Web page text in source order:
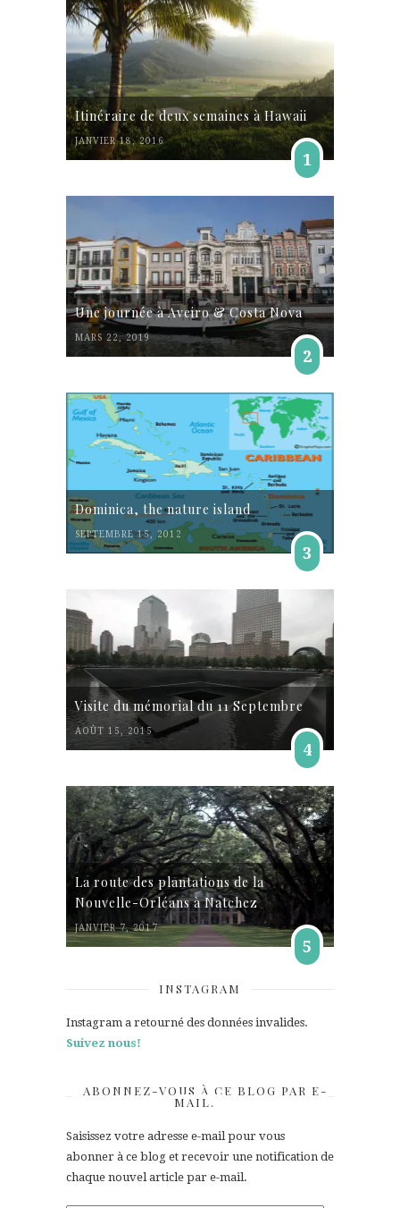
Itinéraire de deux semaines à Hawaii
JANVIER 18, 2016
1
Une journée à Aveiro & Costa Nova
MARS 22, 2019
2
Dominica, the nature island
SEPTEMBRE 15, 2012
3
Visite du mémorial du 11 Septembre
AOÛT 15, 2015
4
La route des plantations de la
Nouvelle-Orléans à Natchez
JANVIER 7, 2017
5
INSTAGRAM
Instagram a retourné des données invalides.
Suivez nous!
ABONNEZ-VOUS À CE BLOG PAR E-
MAIL.
Saisissez votre adresse e-mail pour vous
abonner à ce blog et recevoir une notification de
chaque nouvel article par e-mail.